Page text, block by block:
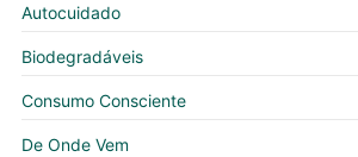
Autocuidado
Biodegradáveis
Consumo Consciente
De Onde Vem